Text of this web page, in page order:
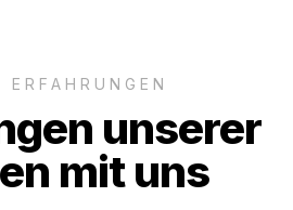
ERFAHRUNGEN
unserer
mit uns